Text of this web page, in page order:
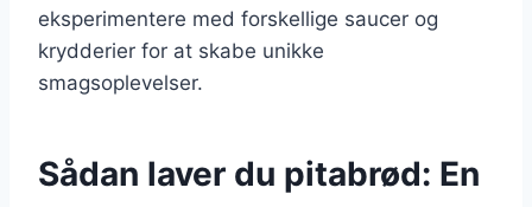
eksperimentere med forskellige saucer og
krydderier for at skabe unikke
smagsoplevelser.
Sådan laver du pitabrød: En